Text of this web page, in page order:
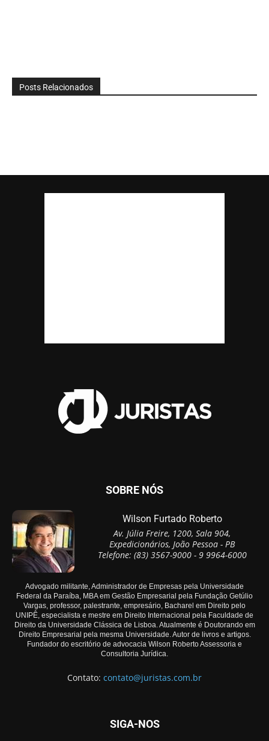
Posts Relacionados
SOBRE NÓS
Wilson Furtado Roberto
Av. Júlia Freire, 1200, Sala 904,
Expedicionários, João Pessoa - PB
Telefone: (83) 3567-9000 - 9 9964-6000
Advogado militante, Administrador de Empresas pela Universidade
Federal da Paraíba, MBA em Gestão Empresarial pela Fundação Getúlio
Vargas, professor, palestrante, empresário, Bacharel em Direito pelo
UNIPÊ, especialista e mestre em Direito Internacional pela Faculdade de
Direito da Universidade Clássica de Lisboa. Atualmente é Doutorando em
Direito Empresarial pela mesma Universidade. Autor de livros e artigos.
Fundador do escritório de advocacia Wilson Roberto Assessoria e
Consultoria Jurídica.
Contato: contato@juristas.com.br
SIGA-NOS